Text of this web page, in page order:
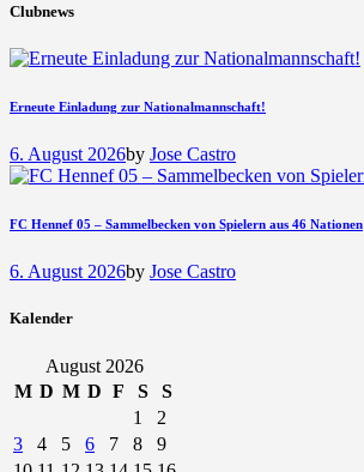
Clubnews
Erneute Einladung zur Nationalmannschaft!
6. August 2026by Jose Castro
FC Hennef 05 – Sammelbecken von Spielern aus 46 Nationen
6. August 2026by Jose Castro
Kalender
August 2026
M D M D F S
S
1
2
3
4 5 6 7 8
9